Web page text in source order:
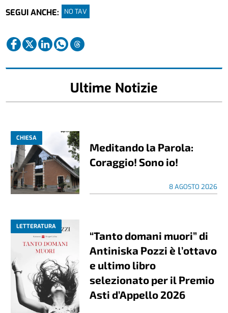
SEGUI ANCHE:
NO TAV
Ultime Notizie
CHIESA
Meditando la Parola:
Coraggio! Sono io!
8 AGOSTO 2026
LETTERATURA
“Tanto domani muori” di
Antiniska Pozzi è l’ottavo
e ultimo libro
selezionato per il Premio
Asti d’Appello 2026